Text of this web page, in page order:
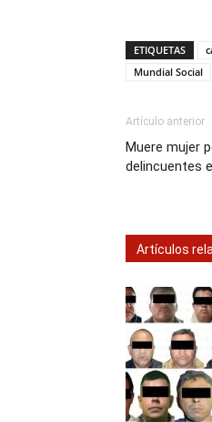
ETIQUETAS
Mundial Social
Artículo anterior
Muere mujer
delincuentes
Artículos